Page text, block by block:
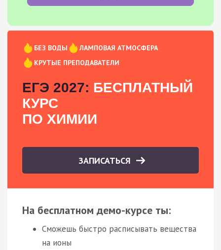
БЕЗ ВОДЫ
ЛАМПОВАЯ АТМОСФЕРА
КРУТЫЕ ПРЕПОДАВАТЕЛИ
ЕГЭ 2027: БЕСПЛАТНЫЙ
КУРС
ПО ХИМИИ
ЗАПИСАТЬСЯ
На бесплатном демо-курсе ты:
Сможешь быстро расписывать вещества
на ионы